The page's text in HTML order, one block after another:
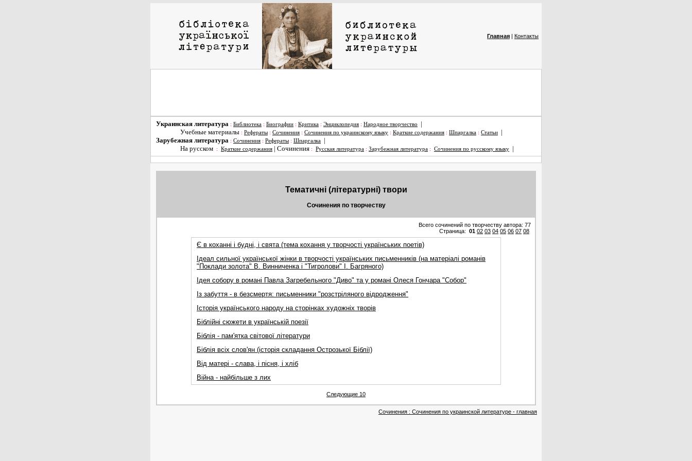
Главная | Контакты
Украинская литература : Библиотека : Биографии : Критика : Энциклопедия : Народное творчество
|
Учебные материалы : Рефераты : Сочинения : Сочинения по украинскому языку : Краткие содержания : Шпаргалка : Статьи
|
Зарубежная литература : Сочинения : Рефераты : Шпаргалка
|
На русском
: Краткие содержания | Сочинения : Русская литература : Зарубежная литература : Сочинения по русскому языку |
Тематичні (літературні) твори
Сочинения по творчеству
Всего сочинений по творчеству автора: 77
Страница: 01 02 03 04 05 06 07 08
Є в коханні і будні, і свята (тема кохання у творчості українських поетів)
Ідеал сильної української жінки в творчості українських письменників (на матеріалі романів
"Поклади золота" В. Винниченка і "Тигролови" І. Багряного)
Ідея собору в романі Павла Загребельного "Диво" та у романі Олеся Гончара "Собор"
Із забуття - в безсмертя: письменники "розстріляного відродження"
Історія українського народу на сторінках художніх творів
Бiблiйнi сюжети в українськiй поезiї
Біблія - пам'ятка світової літератури
Біблія всіх слов'ян (історія складання Острозької Біблії)
Вiд матерi - слава, i пiсня, i хлiб
Вiйна - найбiльше з лих
Следующие 10
Сочинения : Сочинения по украинской литературе - главная